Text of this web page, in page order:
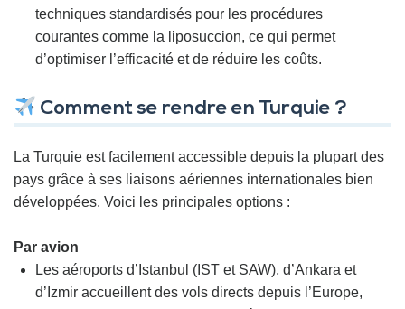
techniques standardisés pour les procédures
courantes comme la liposuccion, ce qui permet
d’optimiser l’efficacité et de réduire les coûts.
Comment se rendre en Turquie ?
La Turquie est facilement accessible depuis la plupart des
pays grâce à ses liaisons aériennes internationales bien
développées. Voici les principales options :
Par avion
Les aéroports d’Istanbul (IST et SAW), d’Ankara et
d’Izmir accueillent des vols directs depuis l’Europe,